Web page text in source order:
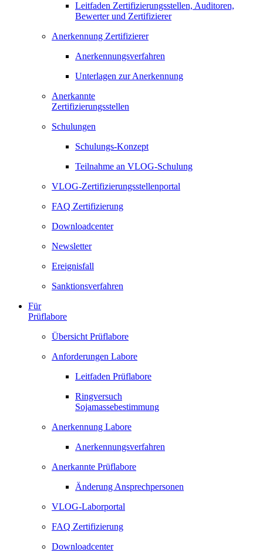
Leitfaden Zertifizierungsstellen, Auditoren,
Bewerter und Zertifizierer
Anerkennung Zertifizierer
Anerkennungsverfahren
Unterlagen zur Anerkennung
Anerkannte
Zertifizierungsstellen
Schulungen
Schulungs-Konzept
Teilnahme an VLOG-Schulung
VLOG-Zertifizierungsstellenportal
FAQ Zertifizierung
Downloadcenter
Newsletter
Ereignisfall
Sanktionsverfahren
Für
Prüflabore
Übersicht Prüflabore
Anforderungen Labore
Leitfaden Prüflabore
Ringversuch
Sojamassebestimmung
Anerkennung Labore
Anerkennungsverfahren
Anerkannte Prüflabore
Änderung Ansprechpersonen
VLOG-Laborportal
FAQ Zertifizierung
Downloadcenter